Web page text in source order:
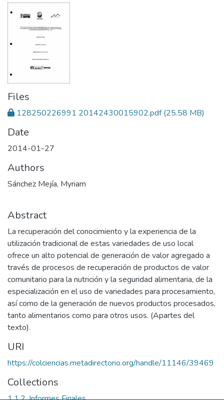
Files
128250226991 20142430015902.pdf(25.58 MB)
Date
2014-01-27
Authors
Sánchez Mejía, Myriam
Abstract
La recuperación del conocimiento y la experiencia de la
utilización tradicional de estas variedades de uso local
ofrece un alto potencial de generación de valor agregado a
través de procesos de recuperación de productos de valor
comunitario para la nutrición y la seguridad alimentaria, de la
especialización en el uso de variedades para procesamiento,
así como de la generación de nuevos productos procesados,
tanto alimentarios como para otros usos. (Apartes del
texto).
URI
https://colciencias.metadirectorio.org/handle/11146/39469
Collections